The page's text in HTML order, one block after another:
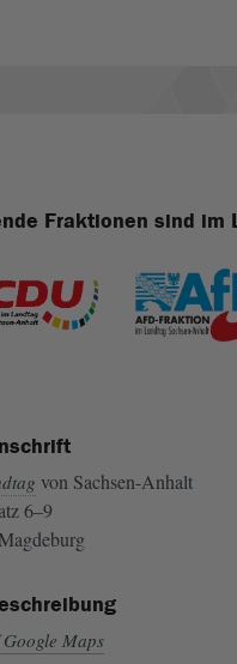
Fraktionen sind im
von Sachsen-Anhalt
6–9
Maps